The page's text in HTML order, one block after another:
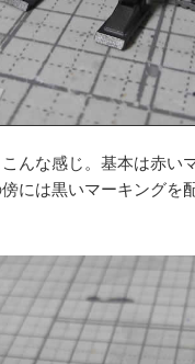
んな感じ。基本は赤い
には黒いマーキングを